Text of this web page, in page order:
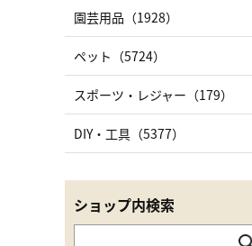
園芸用品（1928）
ペット（5724）
スポーツ・レジャー（179）
DIY・工具（5377）
ショップ内検索